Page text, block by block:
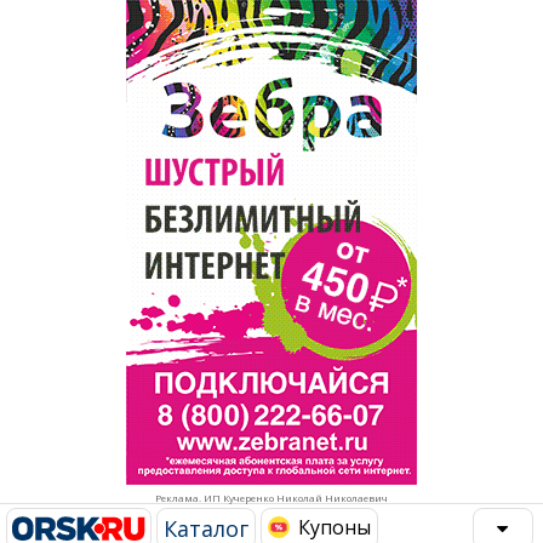
Реклама. ИП Кучеренко Николай Николаевич
Каталог Купоны
Рестораны, кафе, бары
Развлечения и отдых
Спорт Фитнес
Недвижимость
Красота Косметология
Торговля
Бизнес и финансы
Юристы, Экспертиза, Страхование
Ремонт
Социальные организации
Это интересно
Администрация
Популярное →